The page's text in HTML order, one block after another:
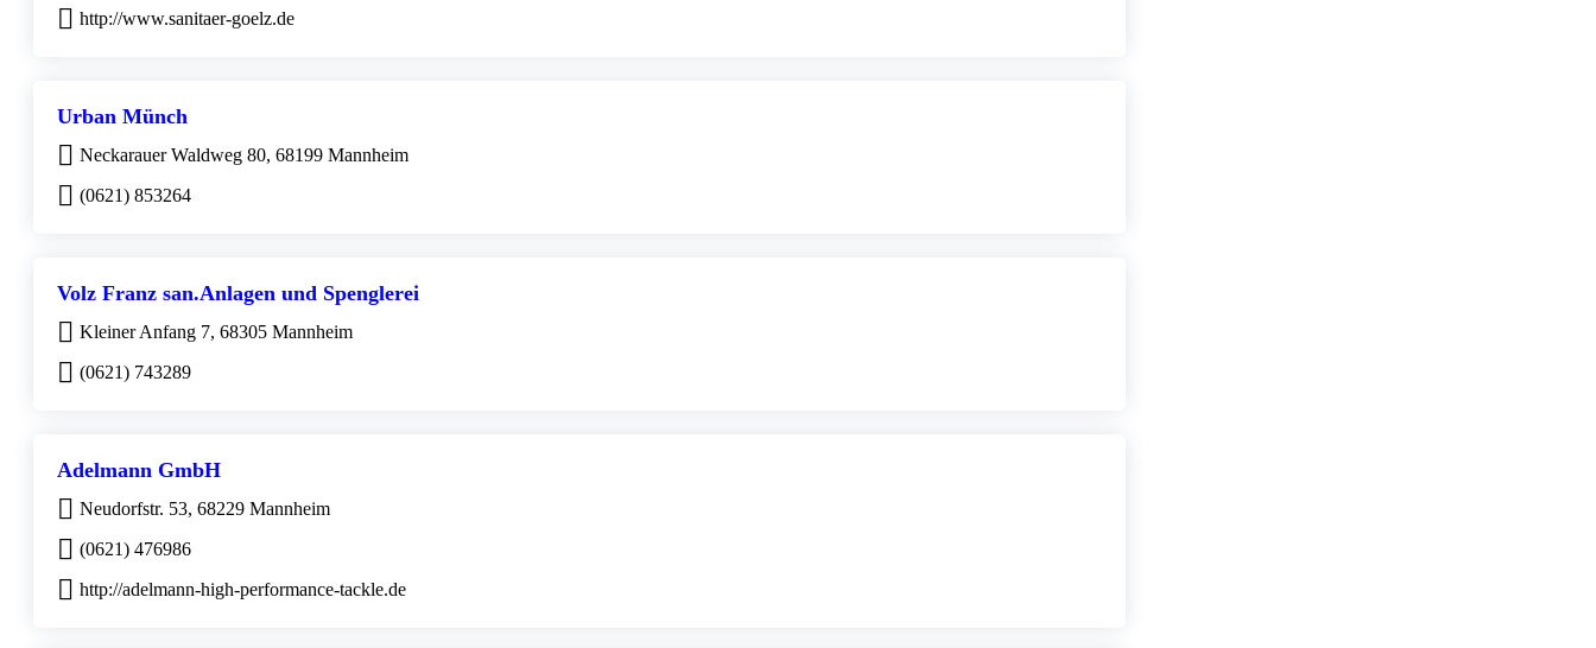
http://www.sanitaer-goelz.de
Urban Münch
Neckarauer Waldweg 80, 68199 Mannheim
(0621) 853264
Volz Franz san.Anlagen und Spenglerei
Kleiner Anfang 7, 68305 Mannheim
(0621) 743289
Adelmann GmbH
Neudorfstr. 53, 68229 Mannheim
(0621) 476986
http://adelmann-high-performance-tackle.de